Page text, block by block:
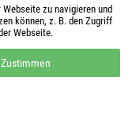
mit Ihren
zu navigieren und
können, z. B. den Zugriff
Webseite.
Zustimmen